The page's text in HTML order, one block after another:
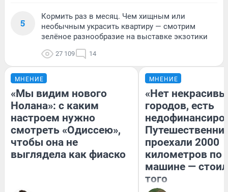
5
Кормить раз в месяц. Чем хищным или
необычным украсить квартиру — смотрим
зелёное разнообразие на выставке экзотики
27 109 14
МНЕНИЕ
«Мы видим нового
Нолана»: с каким
настроем нужно
смотреть «Одиссею»,
чтобы она не
выглядела как фиаско
МНЕНИЕ
«Нет
городов, есть
проехали 2000
километров по
машине —
того